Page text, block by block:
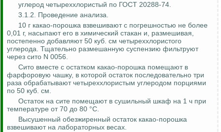
углерод четыреххлористый по ГОСТ 20288-74.
3.1.2. Проведение анализа.
10 г какао-порошка взвешивают с погрешностью не более
0,01 г, насыпают его в химический стакан и, размешивая,
постепенно добавляют 50 куб. см четыреххлористого
углерода. Тщательно размешанную суспензию фильтруют
через сито N 0056.
Сито вместе с остатком какао-порошка помещают в
фарфоровую чашку, в которой остаток последовательно три
раза обрабатывают четыреххлористым углеродом порциями
по 50 куб. см.
Остаток на сите помещают в сушильный шкаф на 1 ч при
температуре от 70 до 80 °C.
Высушенный обезжиренный остаток какао-порошка
взвешивают на лабораторных весах.